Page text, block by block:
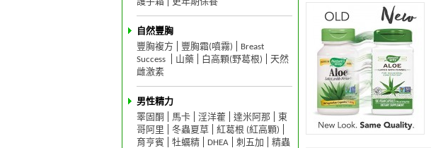
自然豐胸
豐胸複方
豐胸霜(噴霧)
Breast
Success
山藥 白高顆(野葛根)
天然
雌激素
男性精力
睪固酮
馬卡 淫洋藿 達米阿那
東
哥阿里
冬蟲夏草
紅葛根 (紅高顆)
育亨賓
牡蠣精 DHEA 刺五加
精蟲